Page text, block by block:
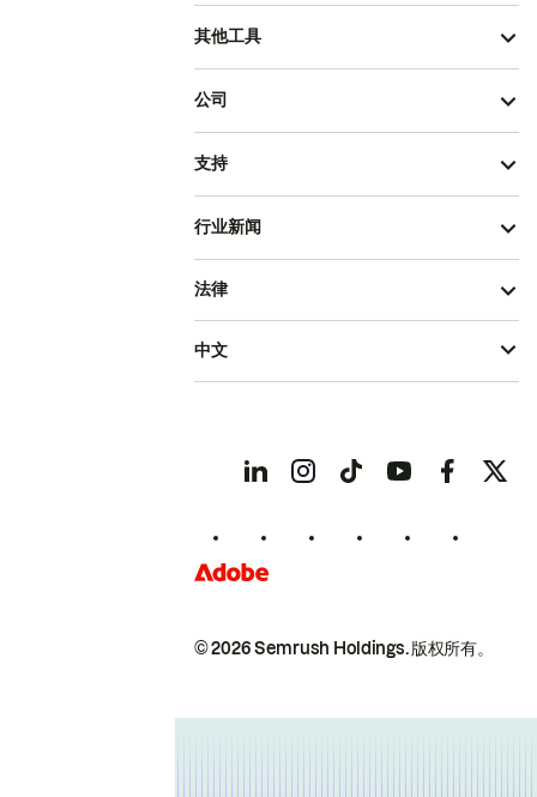
其他工具
公司
支持
行业新闻
© 2026 Semrush Holdings.版权所有。
法律
中文